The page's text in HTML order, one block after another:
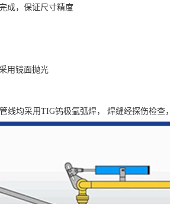
成，保证尺寸精度
用镜面抛光
线均采用TIG钨极氩弧焊， 焊缝经探伤检查